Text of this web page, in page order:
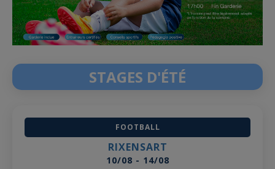
STAGES D'ÉTÉ
FOOTBALL
RIXENSART
10/08 - 14/08